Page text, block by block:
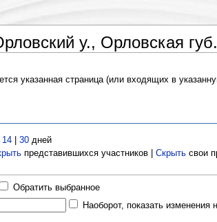
у., Орловская губ.
указанная страница (или входящих в
14 |30 дней
представившихся участников |Скрыть свои
Обратить выбранное
Наоборот, показать